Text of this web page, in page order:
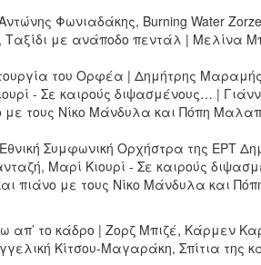
Φωνιαδάκης, Burning Water
με ανάποδο πεντάλ | Μελίνα
του Ορφέα | Δημήτρης
- Σε καιρούς διψασμένους… |
με τους Νίκο Μάνδυλα και Πόπη
Συμφωνική Ορχήστρα της ΕΡΤ
Μαρί Κιουρί - Σε καιρούς
πιάνο με τους Νίκο Μάνδυλα και
το κάδρο | Ζορζ Μπιζέ, Κάρμεν
Κίτσου-Μαγαράκη, Σπίτια της